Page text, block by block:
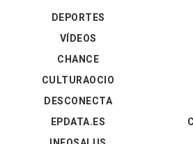
DEPORTES
VÍDEOS
CHANCE
CULTURAOCIO
DESCONECTA
EPDATA.ES